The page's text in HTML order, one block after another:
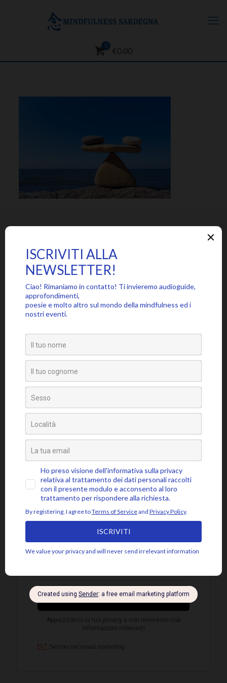
0
€0.00
SEGUICI SU
PARTECIPA ALLA COMMUNITY MINDFUL, ISCRIVITI ALLA